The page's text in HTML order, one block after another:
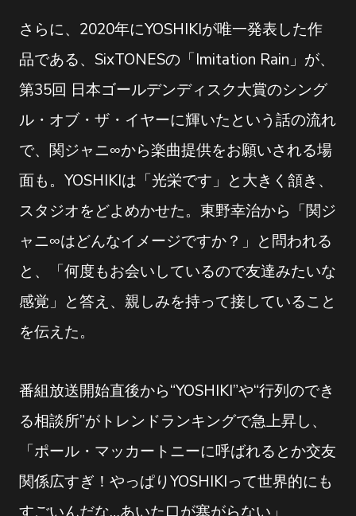
さらに、2020年にYOSHIKIが唯一発表した作
品である、SixTONESの「Imitation Rain」が、
第35回 日本ゴールデンディスク大賞のシング
ル・オブ・ザ・イヤーに輝いたという話の流れ
で、関ジャニ∞から楽曲提供をお願いされる場
面も。YOSHIKIは「光栄です」と大きく頷き、
スタジオをどよめかせた。東野幸治から「関ジ
ャニ∞はどんなイメージですか？」と問われる
と、「何度もお会いしているので友達みたいな
感覚」と答え、親しみを持って接していること
を伝えた。
番組放送開始直後から“YOSHIKI”や“行列のでき
る相談所”がトレンドランキングで急上昇し、
「ポール・マッカートニーに呼ばれるとか交友
関係広すぎ！やっぱりYOSHIKIって世界的にも
すごいんだな…あいた口が塞がらない」